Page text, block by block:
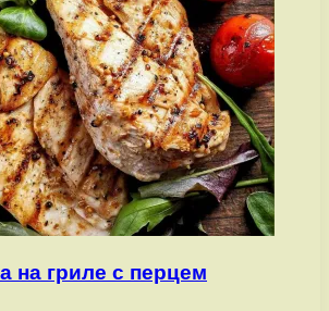
на гриле с перцем